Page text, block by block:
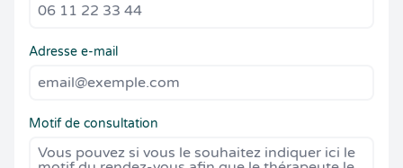
Adresse e-mail
Motif de consultation